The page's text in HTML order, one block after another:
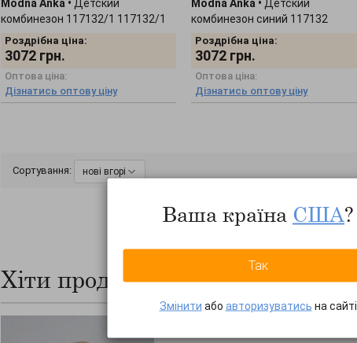
Modna Anka • Детский
комбинезон 117132/1 117132/1
Роздрібна ціна:
3072 грн.
Оптова ціна:
Дізнатись оптову ціну
Modna Anka • Детский
комбинезон синий 117132
Роздрібна ціна:
3072 грн.
Оптова ціна:
Дізнатись оптову ціну
Сортування: нові вгорі
Хіти продажів ПОКАЗАТИ ВСЕ...
Ваша країна США?
Так
Змінити або авторизуватись на сайті